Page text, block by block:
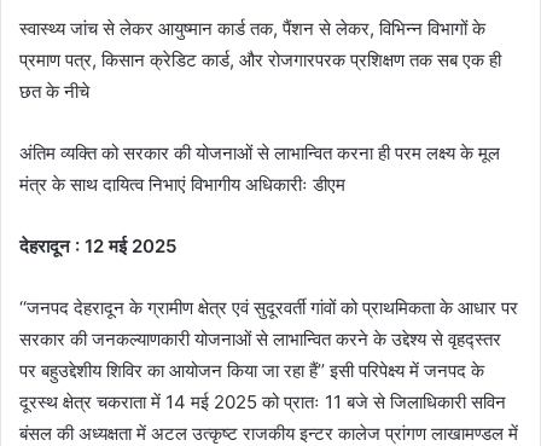
स्वास्थ्य जांच से लेकर आयुष्मान कार्ड तक, पैंशन से लेकर, विभिन्न विभागों के
प्रमाण पत्र, किसान क्रेडिट कार्ड, और रोजगारपरक प्रशिक्षण तक सब एक ही
छत के नीचे
अंतिम व्यक्ति को सरकार की योजनाओं से लाभान्वित करना ही परम लक्ष्य के मूल
मंत्र के साथ दायित्व निभाएं विभागीय अधिकारीः डीएम
देहरादून : 12 मई 2025
‘‘जनपद देहरादून के ग्रामीण क्षेत्र एवं सुदूरवर्ती गांवों को प्राथमिकता के आधार पर
सरकार की जनकल्याणकारी योजनाओं से लाभान्वित करने के उद्देश्य से वृहद्स्तर
पर बहुउद्देशीय शिविर का आयोजन किया जा रहा हैं’’ इसी परिपेक्ष्य में जनपद के
दूरस्थ क्षेत्र चकराता में 14 मई 2025 को प्रातः 11 बजे से जिलाधिकारी सविन
बंसल की अध्यक्षता में अटल उत्कृष्ट राजकीय इन्टर कालेज प्रांगण लाखामण्डल में